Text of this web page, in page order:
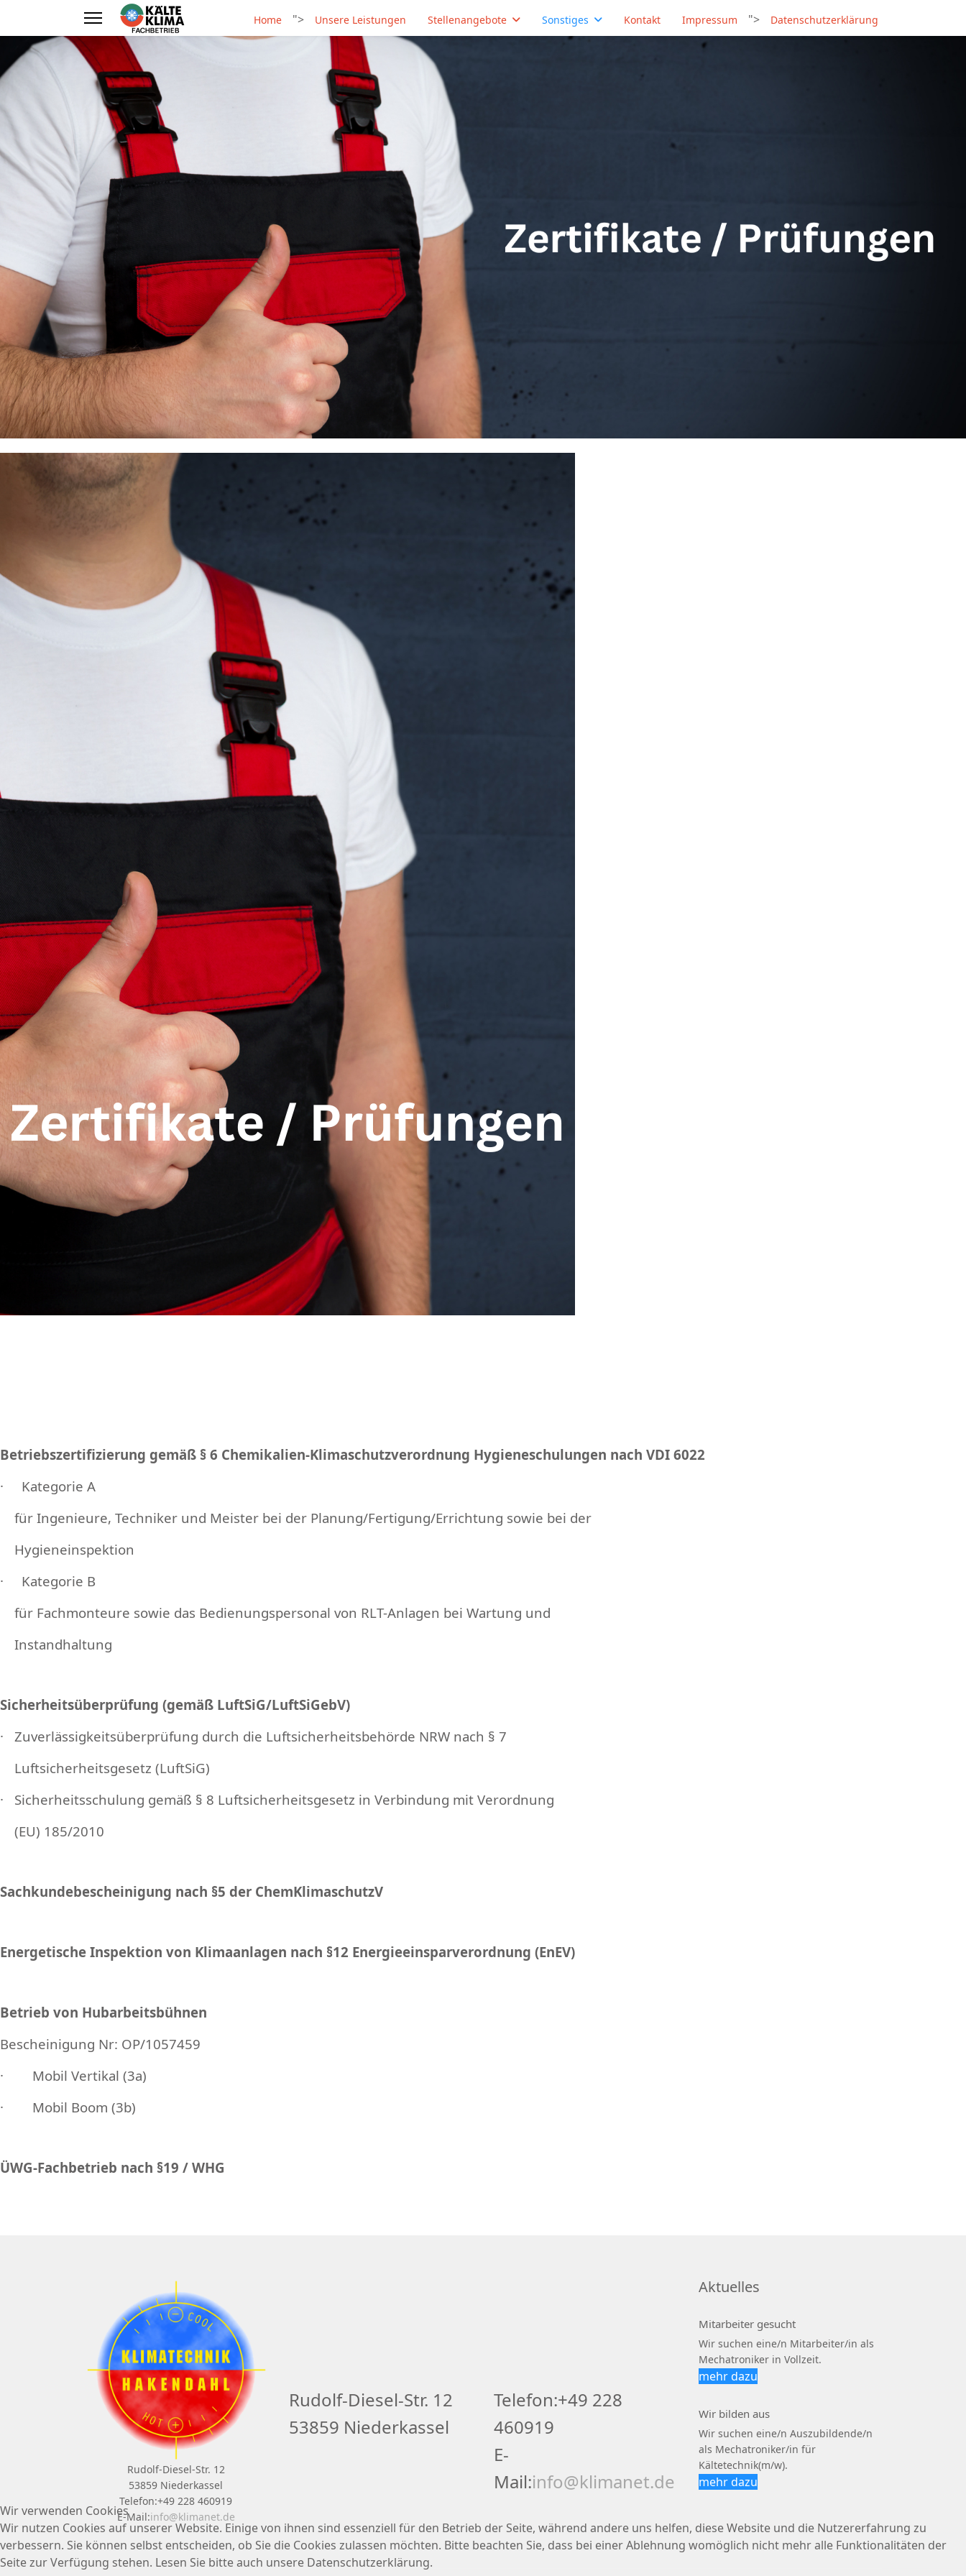
Home "> Unsere Leistungen Stellenangebote Sonstiges Kontakt Impressum "> Datenschutzerklärung
Betriebszertifizierung gemäß § 6 Chemikalien-Klimaschutzverordnung Hygieneschulungen nach VDI 6022
· Kategorie A
für Ingenieure, Techniker und Meister bei der Planung/Fertigung/Errichtung sowie bei der
Hygieneinspektion
· Kategorie B
für Fachmonteure sowie das Bedienungspersonal von RLT-Anlagen bei Wartung und
Instandhaltung
Sicherheitsüberprüfung (gemäß LuftSiG/LuftSiGebV)
· Zuverlässigkeitsüberprüfung durch die Luftsicherheitsbehörde NRW nach § 7
Luftsicherheitsgesetz (LuftSiG)
· Sicherheitsschulung gemäß § 8 Luftsicherheitsgesetz in Verbindung mit Verordnung
(EU) 185/2010
Sachkundebescheinigung nach §5 der ChemKlimaschutzV
Energetische Inspektion von Klimaanlagen nach §12 Energieeinsparverordnung (EnEV)
Betrieb von Hubarbeitsbühnen
Bescheinigung Nr: OP/1057459
· Mobil Vertikal (3a)
· Mobil Boom (3b)
ÜWG-Fachbetrieb nach §19 / WHG
Rudolf-Diesel-Str. 12
53859 Niederkassel
Telefon:+49 228 460919
E-Mail:info@klimanet.de
Rudolf-Diesel-Str. 12
53859 Niederkassel
Telefon:+49 228
460919
E-
Mail:info@klimanet.de
Aktuelles
Mitarbeiter gesucht
Wir suchen eine/n Mitarbeiter/in als
Mechatroniker in Vollzeit.
mehr dazu
Wir bilden aus
Wir suchen eine/n Auszubildende/n
als Mechatroniker/in für
Kältetechnik(m/w).
mehr dazu
Wir verwenden Cookies
Wir nutzen Cookies auf unserer Website. Einige von ihnen sind essenziell für den Betrieb der Seite, während andere uns helfen, diese Website und die Nutzererfahrung zu
verbessern. Sie können selbst entscheiden, ob Sie die Cookies zulassen möchten. Bitte beachten Sie, dass bei einer Ablehnung womöglich nicht mehr alle Funktionalitäten der
Seite zur Verfügung stehen. Lesen Sie bitte auch unsere Datenschutzerklärung.